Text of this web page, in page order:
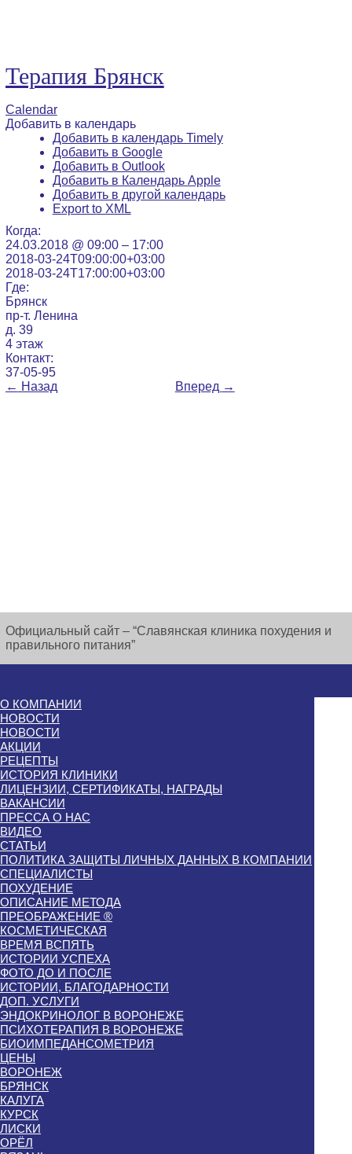
Терапия Брянск
Calendar
Добавить в календарь
Добавить в календарь Timely
Добавить в Google
Добавить в Outlook
Добавить в Календарь Apple
Добавить в другой календарь
Export to XML
Когда:
24.03.2018 @ 09:00 – 17:00
2018-03-24T09:00:00+03:00
2018-03-24T17:00:00+03:00
Где:
Брянск
пр-т. Ленина
д. 39
4 этаж
Контакт:
37-05-95
← Назад Вперед →
Официальный сайт – “Славянская клиника похудения и
правильного питания”
О КОМПАНИИ
НОВОСТИ
НОВОСТИ
АКЦИИ
РЕЦЕПТЫ
ИСТОРИЯ КЛИНИКИ
ЛИЦЕНЗИИ, СЕРТИФИКАТЫ, НАГРАДЫ
ВАКАНСИИ
ПРЕССА О НАС
ВИДЕО
СТАТЬИ
ПОЛИТИКА ЗАЩИТЫ ЛИЧНЫХ ДАННЫХ В КОМПАНИИ
СПЕЦИАЛИСТЫ
ПОХУДЕНИЕ
ОПИСАНИЕ МЕТОДА
ПРЕОБРАЖЕНИЕ ®
КОСМЕТИЧЕСКАЯ
ВРЕМЯ ВСПЯТЬ
ИСТОРИИ УСПЕХА
ФОТО ДО И ПОСЛЕ
ИСТОРИИ, БЛАГОДАРНОСТИ
ДОП. УСЛУГИ
ЭНДОКРИНОЛОГ В ВОРОНЕЖЕ
ПСИХОТЕРАПИЯ В ВОРОНЕЖЕ
БИОИМПЕДАНСОМЕТРИЯ
ЦЕНЫ
ВОРОНЕЖ
БРЯНСК
КАЛУГА
КУРСК
ЛИСКИ
ОРЁЛ